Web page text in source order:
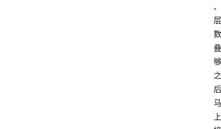
、
层
数
叠
够
之
后
马
上